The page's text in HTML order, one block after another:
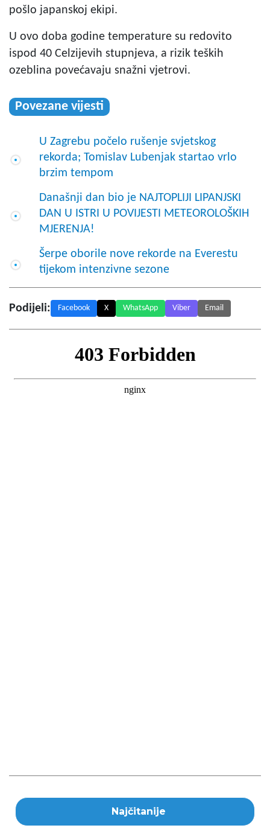
pošlo japanskoj ekipi.
U ovo doba godine temperature su redovito
ispod 40 Celzijevih stupnjeva, a rizik teških
ozeblina povećavaju snažni vjetrovi.
Povezane vijesti
U Zagrebu počelo rušenje svjetskog
rekorda; Tomislav Lubenjak startao vrlo
brzim tempom
Današnji dan bio je NAJTOPLIJI LIPANJSKI
DAN U ISTRI U POVIJESTI METEOROLOŠKIH
MJERENJA!
Šerpe oborile nove rekorde na Everestu
tijekom intenzivne sezone
Podijeli: Facebook X WhatsApp Viber Email
Najčitanije